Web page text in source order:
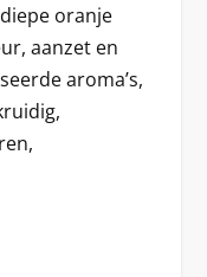
oranje
aanzet en
aroma’s,